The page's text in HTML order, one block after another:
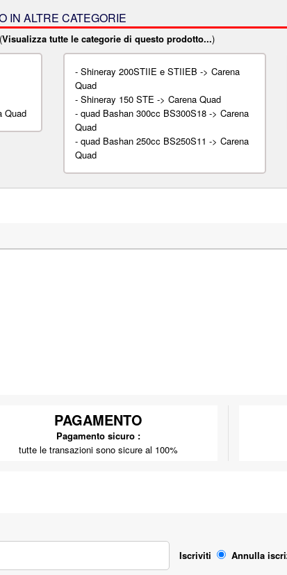
IN ALTRE CATEGORIE
Visualizza tutte le categorie di questo prodotto...)
Quad
-Shineray 200STIIE e STIIEB -> Carena
Quad
-Shineray 150 STE -> Carena Quad
-quad Bashan 300cc BS300S18 -> Carena
Quad
-quad Bashan 250cc BS250S11 -> Carena
Quad
PAGAMENTO
Pagamento sicuro :
tutte le transazioni sono sicure al 100%
Iscriviti Annulla